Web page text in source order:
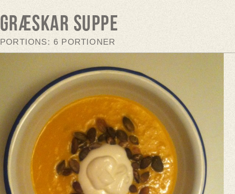
Græskar suppe
PORTIONS: 6 PORTIONER